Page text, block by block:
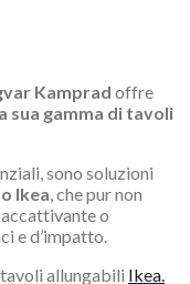
Kamprad offre
sua gamma di tavoli
sono soluzioni
Ikea, che pur non
o
e d’impatto.
allungabili Ikea.